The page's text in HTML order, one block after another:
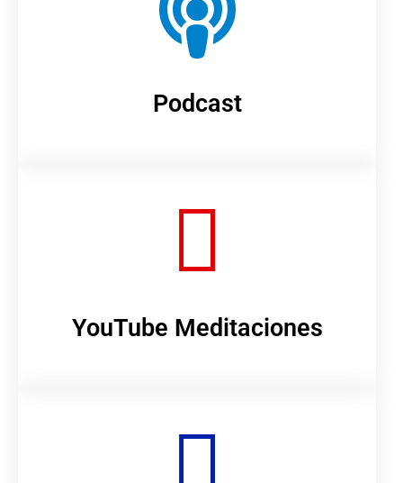
Podcast
YouTube Meditaciones